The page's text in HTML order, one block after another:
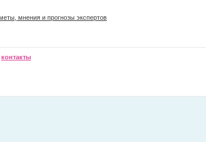
мнения и прогнозы экспертов
контакты